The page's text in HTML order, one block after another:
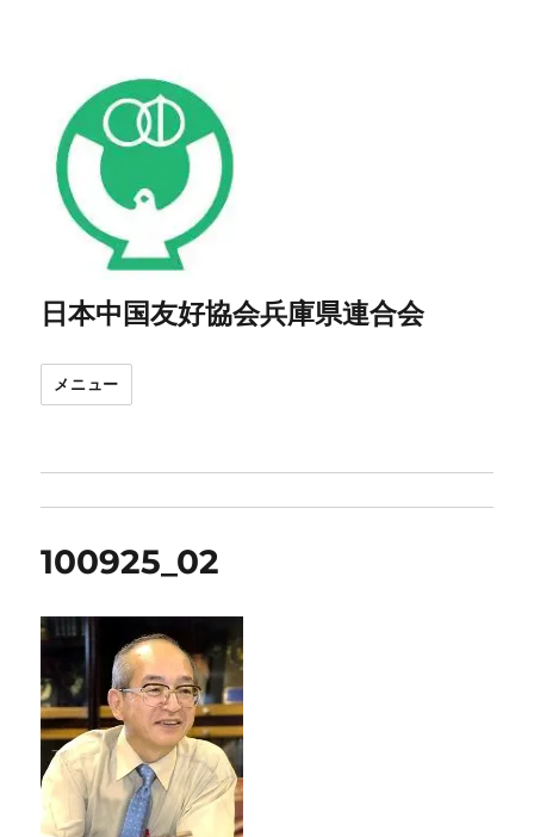
日本中国友好協会兵庫県連合会
メニュー
100925_02